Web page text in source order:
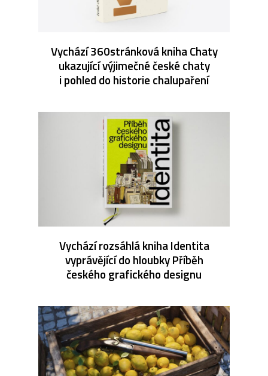
Vychází 360stránková kniha Chaty
ukazující výjimečné české chaty
i pohled do historie chalupaření
Vychází rozsáhlá kniha Identita
vyprávějící do hloubky Příběh
českého grafického designu